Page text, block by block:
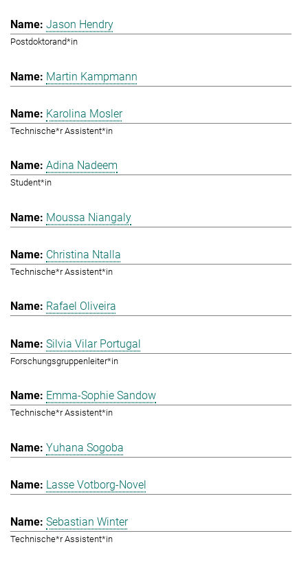
Jason Hendry
Postdoktorand*in
Martin Kampmann
Karolina Mosler
Technische*r Assistent*in
Adina Nadeem
Student*in
Moussa Niangaly
Christina Ntalla
Technische*r Assistent*in
Rafael Oliveira
Silvia Vilar Portugal
Forschungsgruppenleiter*in
Emma-Sophie Sandow
Technische*r Assistent*in
Yuhana Sogoba
Lasse Votborg-Novel
Sebastian Winter
Technische*r Assistent*in